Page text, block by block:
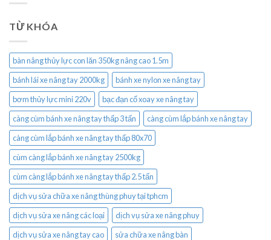
TỪ KHÓA
bàn nâng thủy lực con lăn 350kg nâng cao 1.5m
bánh lái xe nâng tay 2000kg
bánh xe nylon xe nâng tay
bơm thủy lực mini 220v
bạc đạn cổ xoay xe nâng tay
càng cùm bánh xe nâng tay thấp 3 tấn
càng cùm lắp bánh xe nâng tay
càng cùm lắp bánh xe nâng tay thấp 80x70
cùm càng lắp bánh xe nâng tay 2500kg
cùm càng lắp bánh xe nâng tay thấp 2.5 tấn
dịch vụ sửa chữa xe nâng thùng phuy tại tphcm
dịch vụ sửa xe nâng các loại
dịch vụ sửa xe nâng phuy
dịch vụ sửa xe nâng tay cao
sửa chữa xe nâng bàn